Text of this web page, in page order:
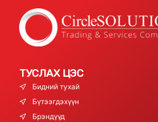
ТУСЛАХ ЦЭС
Бидний тухай
Бүтээгдэхүүн
Брэндүүд